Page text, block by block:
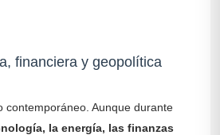
financiera y geopolítica
contemporáneo. Aunque durante
la energía, las finanzas